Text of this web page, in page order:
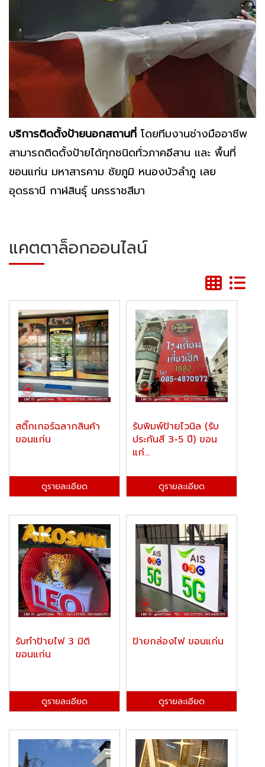
บริการติดตั้งป้ายนอกสถานที่ โดยทีมงานช่างมืออาชีพ
สามารถติดตั้งป้ายได้ทุกชนิดทั่วภาคอีสาน และ พื้นที่
ขอนแก่น มหาสารคาม ชัยภูมิ หนองบัวลำภู เลย
อุดรธานี กาฬสินธุ์ นครราชสีมา
แคตตาล็อกออนไลน์
สติ๊กเกอร์ฉลากสินค้า
ขอนแก่น
ดูรายละเอียด
รับพิมพ์ป้ายไวนิล (รับ
ประกันสี 3-5 ปี) ขอน
แก่...
ดูรายละเอียด
รับทำป้ายไฟ 3 มิติ
ขอนแก่น
ดูรายละเอียด
ป้ายกล่องไฟ ขอนแก่น
ดูรายละเอียด